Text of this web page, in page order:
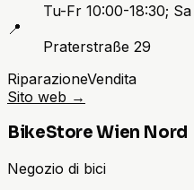
Tu-Fr 10:00-18:30;
📍
Praterstraße 29
RiparazioneVendita
Sito web →
BikeStore Wien Nord
Negozio di bici